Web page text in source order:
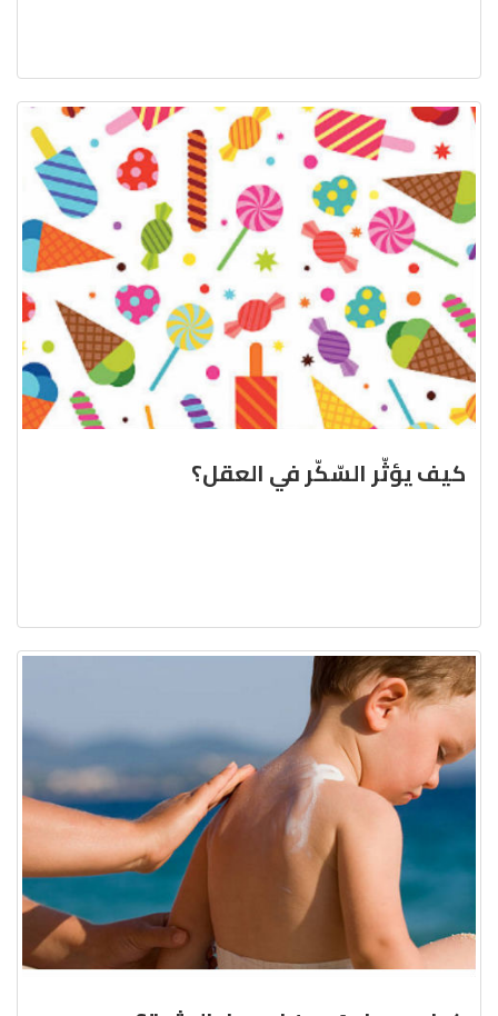
كيف يؤثّر السّكّر في العقل؟